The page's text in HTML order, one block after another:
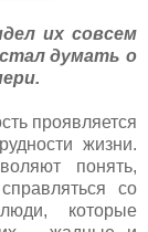
их совсем
думать о
проявляется
жизни.
понять,
со
которые